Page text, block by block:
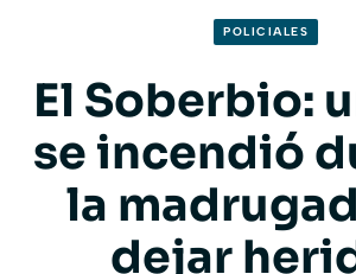
POLICIALES
El Soberbio:
se incendió
la
dejar